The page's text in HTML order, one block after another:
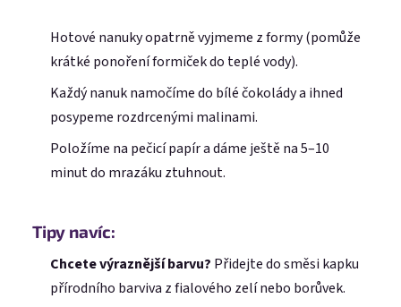
Heslo
Přihlásit se
Nová registraceZapomenuté heslo
Přihlásit se přes Facebook
Přihlásit se přes Google
Hotové nanuky opatrně vyjmeme z formy (pomůže
krátké ponoření formiček do teplé vody).
Každý nanuk namočíme do bílé čokolády a ihned
posypeme rozdrcenými malinami.
Položíme na pečicí papír a dáme ještě na 5–10
minut do mrazáku ztuhnout.
Tipy navíc:
Chcete výraznější barvu? Přidejte do směsi kapku
přírodního barviva z fialového zelí nebo borůvek.